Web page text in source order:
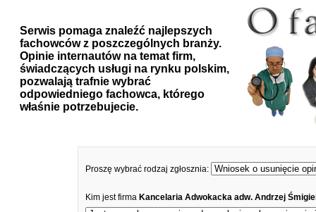
Serwis pomaga znaleźć najlepszych
fachowców z poszczególnych branży.
Opinie internautów na temat firm,
świadczących usługi na rynku polskim,
pozwalają trafnie wybrać
odpowiedniego fachowca, którego
właśnie potrzebujecie.
Proszę wybrać rodzaj zgłosznia:
Kim jest firma Kancelaria Adwokacka adw. Andrzej